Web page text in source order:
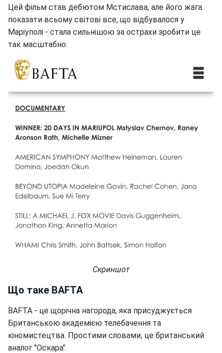
Цей фільм став дебютом Мстислава, але його жага
показати всьому світові все, що відбувалося у
Маріуполі - стала сильнішою за острахи зробити це
так масштабно.
Скриншот
Що таке BAFTA
BAFTA - це щорічна нагорода, яка присуджується
Британською академією телебачення та
кіномистецтва. Простими словами, це британський
аналог "Оскара".